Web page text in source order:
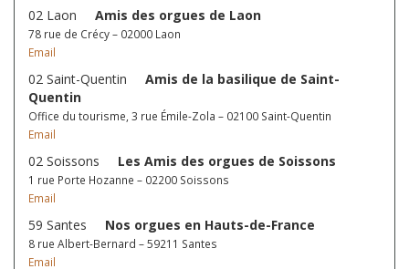
02 Laon Amis des orgues de Laon
78 rue de Crécy – 02000 Laon
Email
02 Saint-Quentin Amis de la basilique de Saint-
Quentin
Office du tourisme, 3 rue Émile-Zola – 02100 Saint-Quentin
Email
02 Soissons Les Amis des orgues de Soissons
1 rue Porte Hozanne – 02200 Soissons
Email
59 Santes Nos orgues en Hauts-de-France
8 rue Albert-Bernard – 59211 Santes
Email